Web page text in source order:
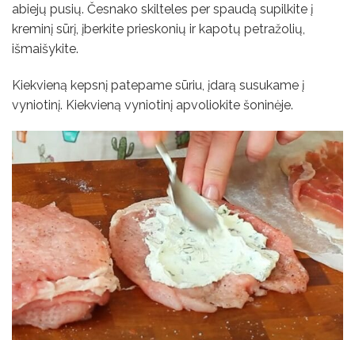
abiejų pusių. Česnako skilteles per spaudą supilkite į
kreminį sūrį, įberkite prieskonių ir kapotų petražolių,
išmaišykite.
Kiekvieną kepsnį patepame sūriu, įdarą susukame į
vyniotinį. Kiekvieną vyniotinį apvoliokite šoninėje.